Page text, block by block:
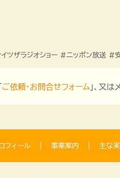
ツザラジオショー #ニッポン放送
ご依頼・お問合せフォーム 」、又は
フィール 事業案内 主な